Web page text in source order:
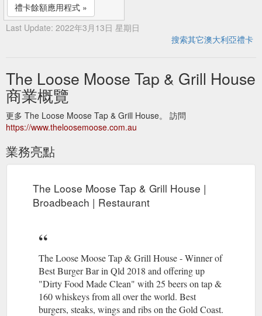
禮卡餘額應用程式 »
Last Update: 2022年3月13日 星期日
搜索其它澳大利亞禮卡
The Loose Moose Tap & Grill House
商業概覽
更多 The Loose Moose Tap & Grill House。 訪問
https://www.theloosemoose.com.au
業務亮點
The Loose Moose Tap & Grill House |
Broadbeach | Restaurant
The Loose Moose Tap & Grill House - Winner of
Best Burger Bar in Qld 2018 and offering up
"Dirty Food Made Clean" with 25 beers on tap &
160 whiskeys from all over the world. Best
burgers, steaks, wings and ribs on the Gold Coast.